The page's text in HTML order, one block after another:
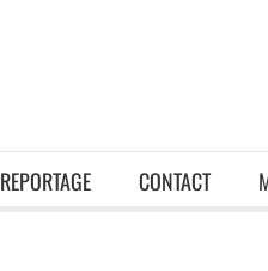
REPORTAGE CONTACT